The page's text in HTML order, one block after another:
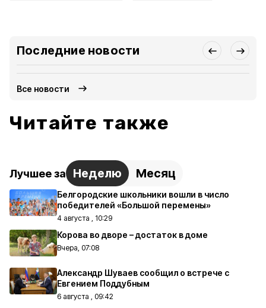
Последние новости
Все новости
Читайте также
Лучшее за Неделю Месяц
Белгородские школьники вошли в число
победителей «Большой перемены»
4 августа , 10:29
Корова во дворе – достаток в доме
Вчера, 07:08
Александр Шуваев сообщил о встрече с
Евгением Поддубным
6 августа , 09:42